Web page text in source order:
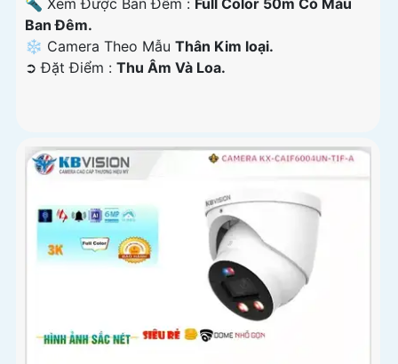
🔦 Xem Được Ban Đêm : Full Color 50m Có Màu
Ban Ðêm.
❄ Camera Theo Mẫu Thân Kim loại.
️➲ Đặt Điểm : Thu Âm Và Loa.